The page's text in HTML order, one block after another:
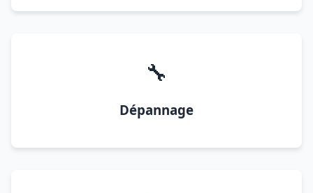
🔧
Dépannage